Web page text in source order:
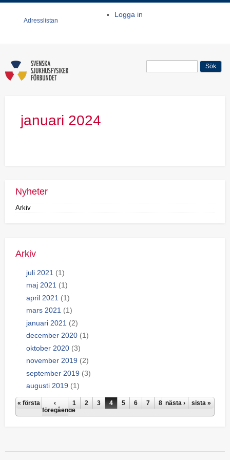
huvudinnehåll
Adresslistan
Logga in
Sökformulär
januari 2024
Nyheter
Arkiv
Arkiv
juli 2021 (1)
maj 2021 (1)
april 2021 (1)
mars 2021 (1)
januari 2021 (2)
december 2020 (1)
oktober 2020 (3)
november 2019 (2)
september 2019 (3)
augusti 2019 (1)
Sidor
« första
‹
föregående
1 2 3 4 5 6 7 8 nästa › sista »